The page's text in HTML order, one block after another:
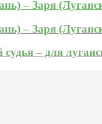
– Заря
– Заря
судья – для